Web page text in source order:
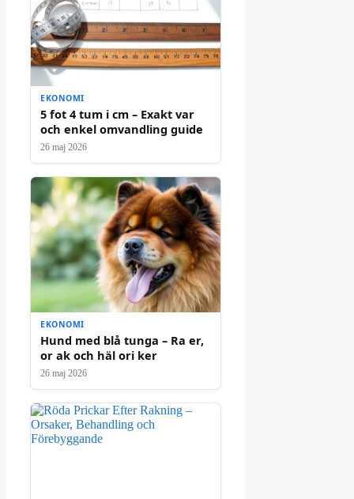
EKONOMI
5 fot 4 tum i cm – Exakt var
och enkel omvandling guide
26 maj 2026
EKONOMI
Hund med blå tunga – Ra er,
or ak och häl ori ker
26 maj 2026